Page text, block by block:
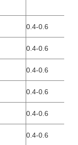
0.4-0.6
0.4-0.6
0.4-0.6
0.4-0.6
0.4-0.6
0.4-0.6